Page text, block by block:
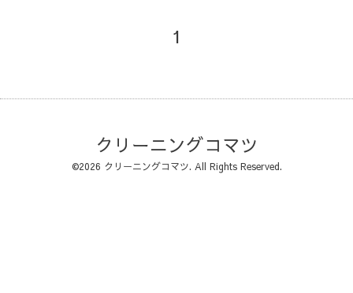
1
クリーニングコマツ
©2026 クリーニングコマツ. All Rights Reserved.